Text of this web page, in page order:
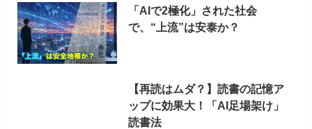
「AIで2極化」された社会
で、“上流”は安泰か？
【再読はムダ？】読書の記憶ア
ップに効果大！「AI足場架け」
読書法